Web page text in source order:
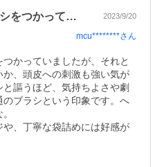
これまでラカスタのブラシをつかっていま… 2023/9/20
mcu********さん
かっていましたが、それと
、頭皮への刺激も強い気が
謳うほど、気持ちよさや劇
ブラシという印象です。へ
、丁寧な袋詰めには好感が